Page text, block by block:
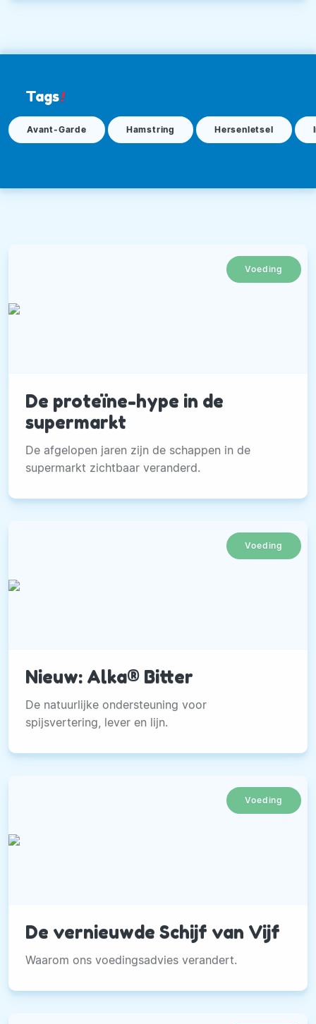
Tags!
Avant-Garde Hamstring Hersenletsel
Voeding
De proteïne-hype in de
supermarkt
De afgelopen jaren zijn de schappen in de
supermarkt zichtbaar veranderd.
Voeding
Nieuw: Alka® Bitter
De natuurlijke ondersteuning voor
spijsvertering, lever en lijn.
Voeding
De vernieuwde Schijf van Vijf
Waarom ons voedingsadvies verandert.